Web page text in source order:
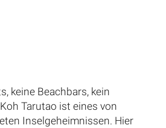
keine Beachbars, kein
Tarutao ist eines von
Inselgeheimnissen. Hier